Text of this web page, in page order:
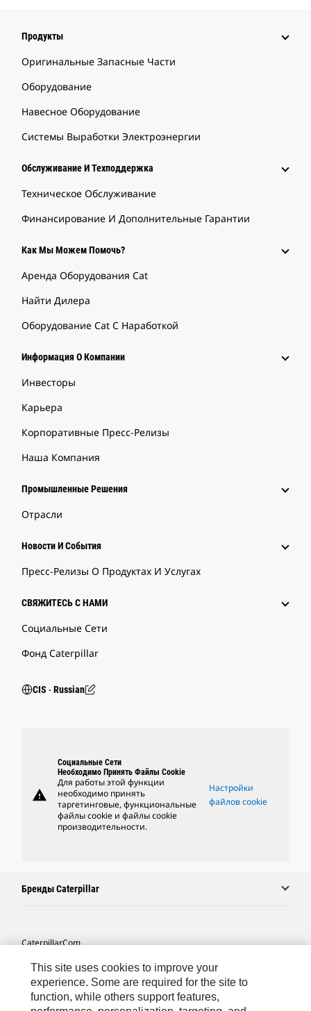
Продукты
Оригинальные Запасные Части
Оборудование
Навесное Оборудование
Системы Выработки Электроэнергии
Обслуживание И Техподдержка
Техническое Обслуживание
Финансирование И Дополнительные Гарантии
Как Мы Можем Помочь?
Аренда Оборудования Cat
Найти Дилера
Оборудование Cat С Наработкой
Информация О Компании
Инвесторы
Карьера
Корпоративные Пресс-Релизы
Наша Компания
Промышленные Решения
Отрасли
Новости И События
Пресс-Релизы О Продуктах И Услугах
СВЯЖИТЕСЬ С НАМИ
Социальные Сети
Фонд Caterpillar
CIS ‧ Russian
warning
Социальные Сети
Необходимо Принять Файлы Cookie
Для работы этой функции
необходимо принять
таргетинговые, функциональные
файлы cookie и файлы cookie
производительности.
Настройки
файлов cookie
Бренды Caterpillar
Caterpillar.com
Связаться С Caterpillar
Карта Сайта
This site uses cookies to improve your
experience. Some are required for the site to
function, while others support features,